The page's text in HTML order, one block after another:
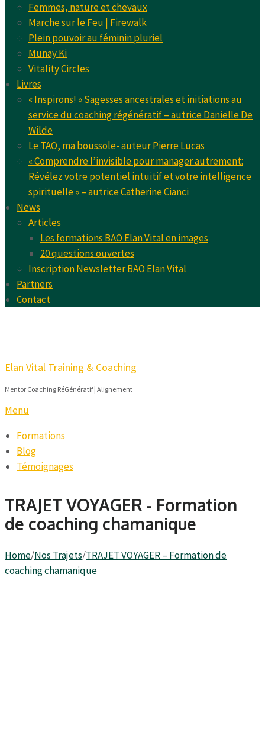
Femmes, nature et chevaux
Marche sur le Feu | Firewalk
Plein pouvoir au féminin pluriel
Munay Ki
Vitality Circles
Livres
« Inspirons! » Sagesses ancestrales et initiations au
service du coaching régénératif – autrice Daniëlle De
Wilde
Le TAO, ma boussole- auteur Pierre Lucas
« Comprendre l’invisible pour manager autrement:
Révélez votre potentiel intuitif et votre intelligence
spirituelle » – autrice Catherine Cianci
News
Articles
Les formations BAO Elan Vital en images
20 questions ouvertes
Inscription Newsletter BAO Elan Vital
Partners
Contact
Elan Vital Training & Coaching
Mentor Coaching RéGénératif | Alignement
Menu
Formations
Blog
Témoignages
TRAJET VOYAGER - Formation
de coaching chamanique
Home/Nos Trajets/TRAJET VOYAGER – Formation de
coaching chamanique